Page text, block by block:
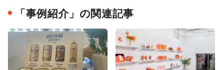
「事例紹介」の関連記事